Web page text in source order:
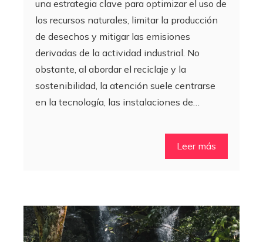
una estrategia clave para optimizar el uso de
los recursos naturales, limitar la producción
de desechos y mitigar las emisiones
derivadas de la actividad industrial. No
obstante, al abordar el reciclaje y la
sostenibilidad, la atención suele centrarse
en la tecnología, las instalaciones de…
Leer más